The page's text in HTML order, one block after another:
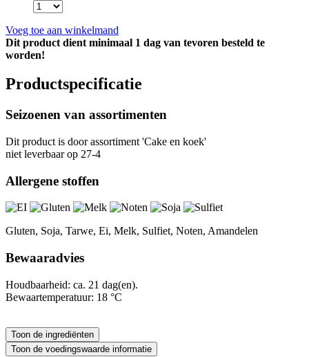
Voeg toe aan winkelmand
Dit product dient minimaal 1 dag van tevoren besteld te
worden!
Productspecificatie
Seizoenen van assortimenten
Dit product is door assortiment 'Cake en koek'
niet leverbaar op 27-4
Allergene stoffen
Gluten, Soja, Tarwe, Ei, Melk, Sulfiet, Noten, Amandelen
Bewaaradvies
Houdbaarheid: ca. 21 dag(en).
Bewaartemperatuur: 18 °C